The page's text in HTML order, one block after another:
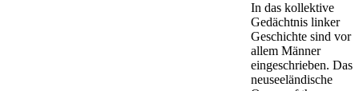
In das kollektive
Gedächtnis linker
Geschichte sind vor
allem Männer
eingeschrieben. Das
neuseeländische